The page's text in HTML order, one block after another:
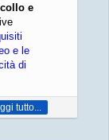
e
e le
di
tutto...